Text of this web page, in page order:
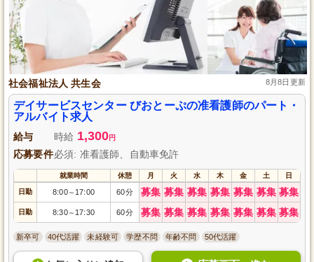
社会福祉法人 共生会 8月8日更新
デイサービスセンター びおとーぷの准看護師のパート・
アルバイト求人
給与 時給 1,300円
応募要件必須: 准看護師、自動車免許
就業時間 休憩 月 火 水 木 金 土 日
日勤 8:00～ 17:00 60分 募集 募集 募集 募集 募集 募集 募集
日勤 8:30～ 17:30 60分 募集 募集 募集 募集 募集 募集 募集
新卒可 40代活躍 未経験可 学歴不問 年齢不問 50代活躍